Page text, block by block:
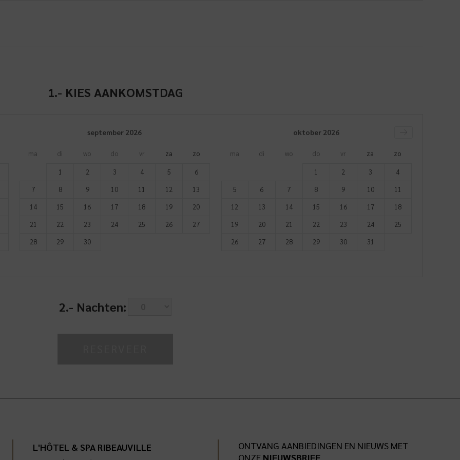
1.- KIES AANKOMSTDAG
september 2026
ma di wo do vr za zo
1 2 3 4 5 6
7 8 9 10 11 12 13
14 15 16 17 18 19 20
21 22 23 24 25 26 27
28 29 30
oktober 2026
ma di wo do vr za zo
1 2 3 4
5 6 7 8 9 10 11
12 13 14 15 16 17 18
19 20 21 22 23 24 25
26 27 28 29 30 31
2.- Nachten:
L'HÔTEL & SPA RIBEAUVILLE
ONTVANG AANBIEDINGEN EN NIEUWS MET
ONZE NIEUWSBRIEF